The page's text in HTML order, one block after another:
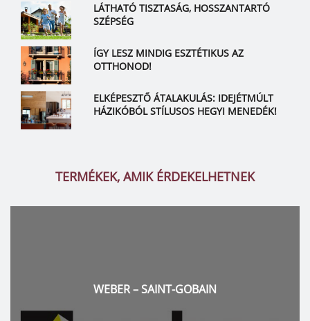
LÁTHATÓ TISZTASÁG, HOSSZANTARTÓ
SZÉPSÉG
ÍGY LESZ MINDIG ESZTÉTIKUS AZ
OTTHONOD!
ELKÉPESZTŐ ÁTALAKULÁS: IDEJÉTMÚLT
HÁZIKÓBÓL STÍLUSOS HEGYI MENEDÉK!
TERMÉKEK, AMIK ÉRDEKELHETNEK
KOBOK – SZABÓ